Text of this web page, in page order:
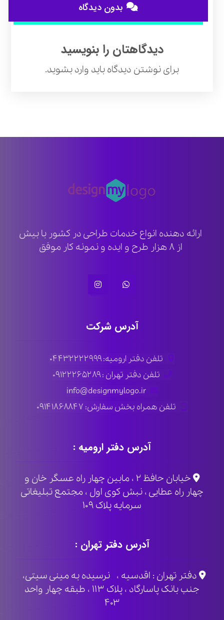
بدون دیدگاه
دیدگاهتان را بنویسید
برای نوشتن دیدگاه باید وارد بشوید.
ارائه دهنده انواع خدمات طراحی در کشور با بیش
از ۸ هزار طرح و ایده و نمونه کار موفق
آدرس شرکت
تلفن دفتر ارومیه: ۰۴۴۳۲۲۲۲۹۹۹
تلفن دفتر تهران : ۰۹۱۲۲۲۶۵۲۸۹
info@designmylogo.ir
تلفن همراه بخش سفارش: ۰۹۱۴۱۸۶۸۸۴۷
آدرس دفتر ارومیه :
خیابان حافظ ۲ ، مابین چهار راه عسگر خان و
چهار راه عطایی ، نبش کوی اول ، مجتمع تبلیغاتی
سرمایه پلاک ۱۰۹
آدرس دفتر تهران :
دفتر تهران : اقدسیه ، نرسیده به مینی سیتی،
جنب بانک پاسارگاد ، پلاک ۱۱۳ ، طبقه چهار واحد
۴۰۳